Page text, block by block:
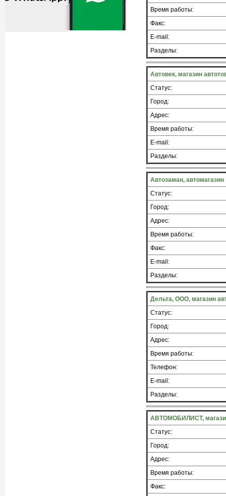
Время работы:
Факс:
E-mail:
Разделы:
Автовек, магазин
Статус:
Город:
Адрес:
Время работы:
E-mail:
Разделы:
Автозаман, автомагазин
Статус:
Город:
Адрес:
Время работы:
Факс:
E-mail:
Разделы:
Дельта, ООО, магазин
Статус:
Город:
Адрес:
Время работы:
Телефон:
E-mail:
Разделы:
АВТОМОБИЛИСТ,
Статус:
Город:
Адрес:
Время работы:
Факс: